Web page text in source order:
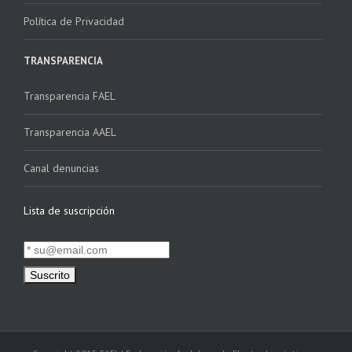
Política de Privacidad
TRANSPARENCIA
Transparencia FAEL
Transparencia AAEL
Canal denuncias
Lista de suscripción